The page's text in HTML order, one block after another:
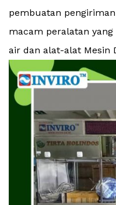
pembuatan
macam peralatan
air dan alat-alat Mesin